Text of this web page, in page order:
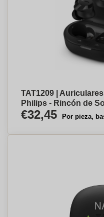
TAT1209 |
Philips - Rincón de
€32,45 Por pieza,